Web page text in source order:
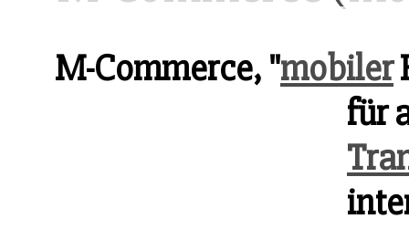
M-Commerce, "mobiler
für